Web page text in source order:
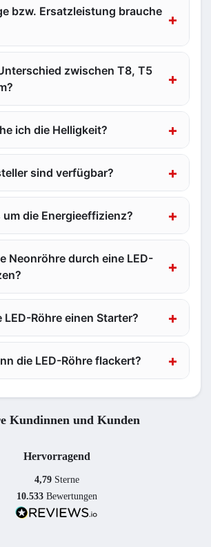
bzw. Ersatzleistung brauche
zwischen T8, T5
ich die Helligkeit?
sind verfügbar?
die Energieeffizienz?
Neonröhre durch eine LED-
LED-Röhre einen Starter?
die LED-Röhre flackert?
Kundinnen und Kunden
Hervorragend
4,79 Sterne
10.533 Bewertungen